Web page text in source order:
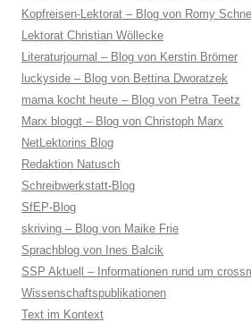
Kopfreisen-Lektorat – Blog von Romy
Lektorat Christian Wöllecke
Literaturjournal – Blog von Kerstin Brömer
luckyside – Blog von Bettina Dworatzek
mama kocht heute – Blog von Petra Teetz
Marx bloggt – Blog von Christoph Marx
NetLektorins Blog
Redaktion Natusch
Schreibwerkstatt-Blog
SfEP-Blog
skriving – Blog von Maike Frie
Sprachblog von Ines Balcik
SSP Aktuell – Informationen rund um
Wissenschaftspublikationen
Text im Kontext